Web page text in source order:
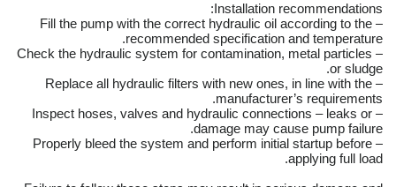
Installation recommendations:
– Fill the pump with the correct hydraulic oil according to the
recommended specification and temperature.
– Check the hydraulic system for contamination, metal particles
or sludge.
– Replace all hydraulic filters with new ones, in line with the
manufacturer’s requirements.
– Inspect hoses, valves and hydraulic connections – leaks or
damage may cause pump failure.
– Properly bleed the system and perform initial startup before
applying full load.